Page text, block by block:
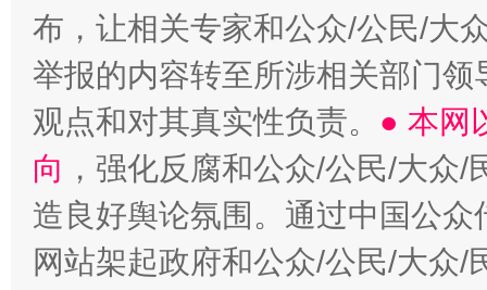
布，让相关专家和公众/公民/大
举报的内容转至所涉相关部门
观点和对其真实性负责。 ● 本网
向 ，强化反腐和公众/公民/大众
造良好舆论氛围。通过中国公
网站架起政府和公众/公民/大众